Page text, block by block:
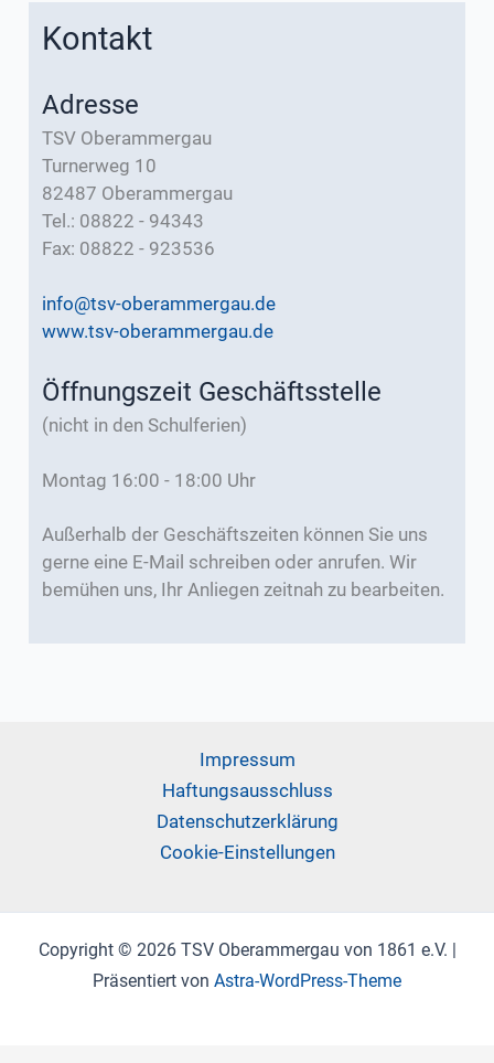
Kontakt
Adresse
TSV Oberammergau
Turnerweg 10
82487 Oberammergau
Tel.: 08822 - 94343
Fax: 08822 - 923536
info@tsv-oberammergau.de
www.tsv-oberammergau.de
Öffnungszeit Geschäftsstelle
(nicht in den Schulferien)
Montag 16:00 - 18:00 Uhr
Außerhalb der Geschäftszeiten können Sie uns
gerne eine E-Mail schreiben oder anrufen. Wir
bemühen uns, Ihr Anliegen zeitnah zu bearbeiten.
Impressum
Haftungsausschluss
Datenschutzerklärung
Cookie-Einstellungen
Copyright © 2026 TSV Oberammergau von 1861 e.V. |
Präsentiert von Astra-WordPress-Theme